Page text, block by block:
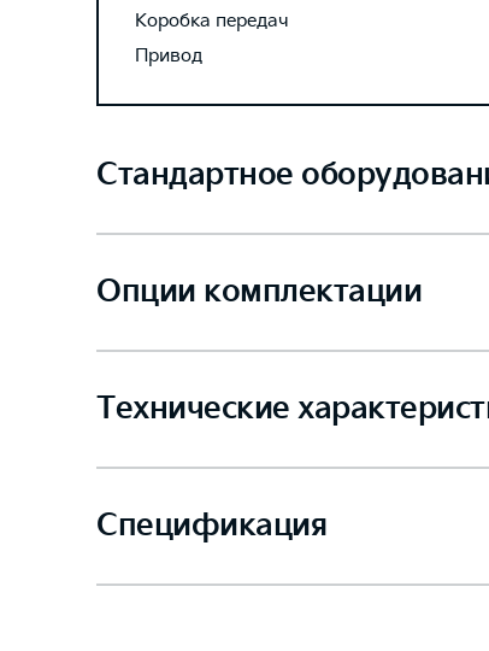
Коробка передач
Привод
Стандартное
Опции комплектации
Технические
Спецификация